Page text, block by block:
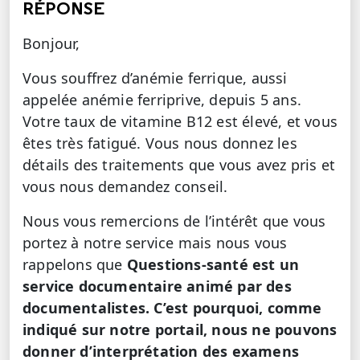
RÉPONSE
Bonjour,
Vous souffrez d’anémie ferrique, aussi
appelée anémie ferriprive, depuis 5 ans.
Votre taux de vitamine B12 est élevé, et vous
êtes très fatigué. Vous nous donnez les
détails des traitements que vous avez pris et
vous nous demandez conseil.
Nous vous remercions de l’intérêt que vous
portez à notre service mais nous vous
rappelons que Questions-santé est un
service documentaire animé par des
documentalistes. C’est pourquoi, comme
indiqué sur notre portail, nous ne pouvons
donner d’interprétation des examens